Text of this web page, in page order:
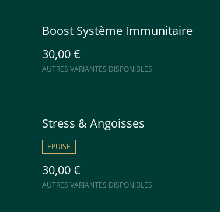
Boost Système Immunitaire
30,00 €
AUTRES VARIANTES DISPONIBLES
Stress & Angoisses
ÉPUISÉ
30,00 €
AUTRES VARIANTES DISPONIBLES